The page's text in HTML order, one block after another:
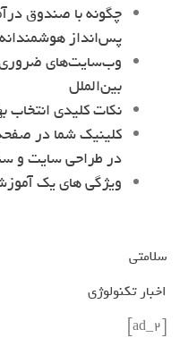
چگونه با صندوق
پس‌انداز
وب‌سایت‌های ضروری
بین‌الملل
نکات کلیدی انتخاب
کلینیک شما در
در طراحی سایت و
ویژگی های یک
سلامتی
اخبار تکنولوژی
[ad_2]